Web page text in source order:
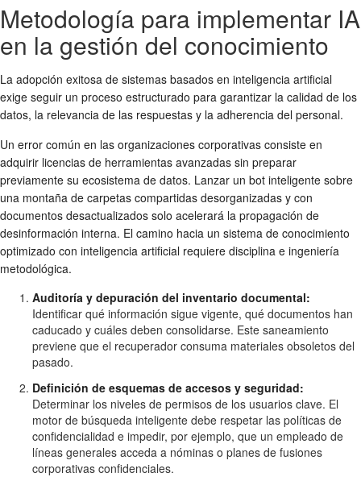
Metodología para implementar IA
en la gestión del conocimiento
La adopción exitosa de sistemas basados en inteligencia artificial
exige seguir un proceso estructurado para garantizar la calidad de los
datos, la relevancia de las respuestas y la adherencia del personal.
Un error común en las organizaciones corporativas consiste en
adquirir licencias de herramientas avanzadas sin preparar
previamente su ecosistema de datos. Lanzar un bot inteligente sobre
una montaña de carpetas compartidas desorganizadas y con
documentos desactualizados solo acelerará la propagación de
desinformación interna. El camino hacia un sistema de conocimiento
optimizado con inteligencia artificial requiere disciplina e ingeniería
metodológica.
Auditoría y depuración del inventario documental:
Identificar qué información sigue vigente, qué documentos han
caducado y cuáles deben consolidarse. Este saneamiento
previene que el recuperador consuma materiales obsoletos del
pasado.
Definición de esquemas de accesos y seguridad:
Determinar los niveles de permisos de los usuarios clave. El
motor de búsqueda inteligente debe respetar las políticas de
confidencialidad e impedir, por ejemplo, que un empleado de
líneas generales acceda a nóminas o planes de fusiones
corporativas confidenciales.